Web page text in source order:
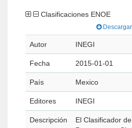
Clasificaciones ENOE
Descargar
Autor INEGI
Fecha 2015-01-01
País Mexico
Editores INEGI
Descripción
El Clasificador